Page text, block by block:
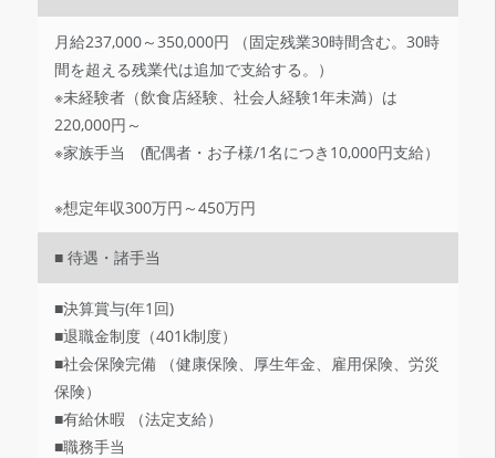
月給237,000～350,000円 （固定残業30時間含む。30時
間を超える残業代は追加で支給する。）
※未経験者（飲食店経験、社会人経験1年未満）は
220,000円～
※家族手当 (配偶者・お子様/1名につき10,000円支給）
※想定年収300万円～450万円
■ 待遇・諸手当
■決算賞与(年1回)
■退職金制度（401k制度）
■社会保険完備 （健康保険、厚生年金、雇用保険、労災
保険）
■有給休暇 （法定支給）
■職務手当